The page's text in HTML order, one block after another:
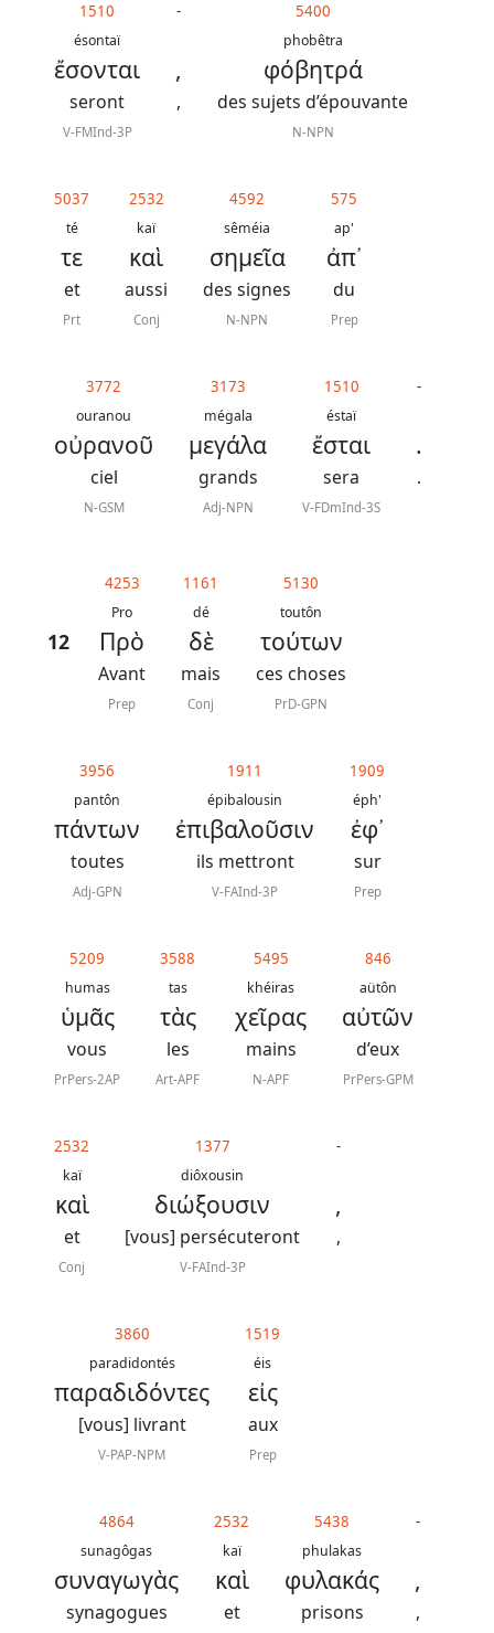
1510
ésontaï
ἔσονται
seront
V-FMInd-3P
-
,
,
5400
phobêtra
φόβητρά
des sujets d’épouvante
N-NPN
5037
té
τε
et
Prt
2532
kaï
καὶ
aussi
Conj
4592
sêméia
σημεῖα
des signes
N-NPN
575
ap'
ἀπ᾿
du
Prep
3772
ouranou
οὐρανοῦ
ciel
N-GSM
3173
mégala
μεγάλα
grands
Adj-NPN
1510
éstaï
ἔσται
sera
V-FDmInd-3S
-
.
.
12
4253
Pro
Πρὸ
Avant
Prep
1161
dé
δὲ
mais
Conj
5130
toutôn
τούτων
ces choses
PrD-GPN
3956
pantôn
πάντων
toutes
Adj-GPN
1911
épibalousin
ἐπιβαλοῦσιν
ils mettront
V-FAInd-3P
1909
éph'
ἐφ᾿
sur
Prep
5209
humas
ὑμᾶς
vous
PrPers-2AP
3588
tas
τὰς
les
Art-APF
5495
khéiras
χεῖρας
mains
N-APF
846
aütôn
αὐτῶν
d’eux
PrPers-GPM
2532
kaï
καὶ
et
Conj
1377
diôxousin
διώξουσιν
[vous] persécuteront
V-FAInd-3P
-
,
,
3860
paradidontés
παραδιδόντες
[vous] livrant
V-PAP-NPM
1519
éis
εἰς
aux
Prep
4864
sunagôgas
συναγωγὰς
synagogues
2532
kaï
καὶ
et
5438
phulakas
φυλακάς
prisons
-
,
,